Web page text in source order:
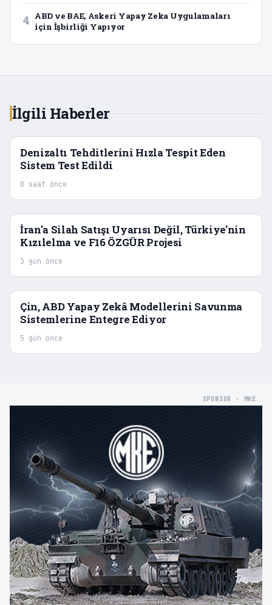
4 ABD ve BAE, Askeri Yapay Zeka Uygulamaları
için İşbirliği Yapıyor
İlgili Haberler
Denizaltı Tehditlerini Hızla Tespit Eden
Sistem Test Edildi
8 saat önce
İran'a Silah Satışı Uyarısı Değil, Türkiye'nin
Kızılelma ve F16 ÖZGÜR Projesi
3 gün önce
Çin, ABD Yapay Zekâ Modellerini Savunma
Sistemlerine Entegre Ediyor
5 gün önce
SPONSOR · MKE